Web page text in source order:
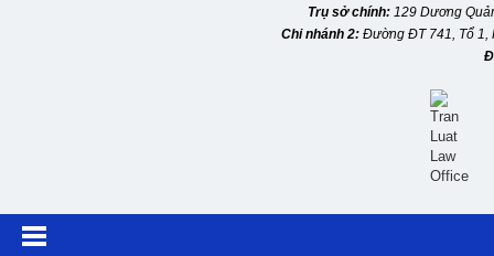
Trụ sở chính: 129 Dương
Chi nhánh 2: Đường ĐT 741, Tổ 1,